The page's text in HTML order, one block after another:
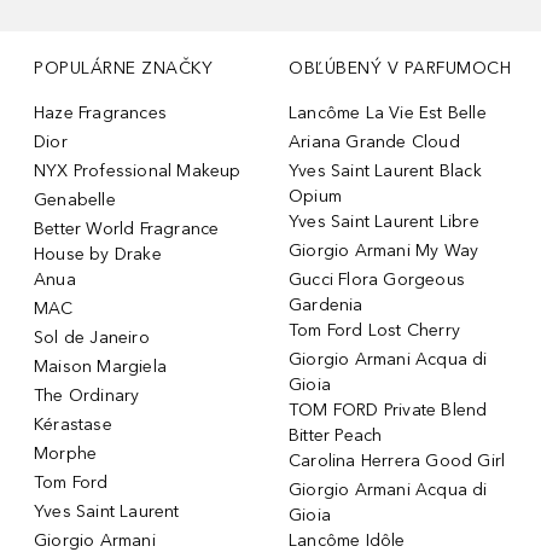
POPULÁRNE ZNAČKY
Haze Fragrances
Dior
NYX Professional Makeup
Genabelle
Better World Fragrance
House by Drake
Anua
MAC
Sol de Janeiro
Maison Margiela
The Ordinary
Kérastase
Morphe
Tom Ford
Yves Saint Laurent
Giorgio Armani
OBĽÚBENÝ V PARFUMOCH
Lancôme La Vie Est Belle
Ariana Grande Cloud
Yves Saint Laurent Black
Opium
Yves Saint Laurent Libre
Giorgio Armani My Way
Gucci Flora Gorgeous
Gardenia
Tom Ford Lost Cherry
Giorgio Armani Acqua di
Gioia
TOM FORD Private Blend
Bitter Peach
Carolina Herrera Good Girl
Giorgio Armani Acqua di
Gioia
Lancôme Idôle